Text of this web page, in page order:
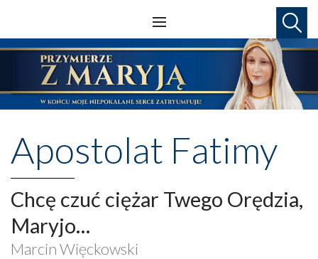
Apostolat Fatimy
Chcę czuć ciężar Twego Orędzia,
Maryjo…
Marcin Więckowski